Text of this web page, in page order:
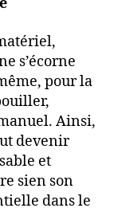
s’écorne
pour la
Ainsi,
devenir
et
sien son
dans le